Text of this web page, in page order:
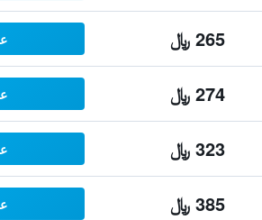
265 ﷼
274 ﷼
323 ﷼
385 ﷼